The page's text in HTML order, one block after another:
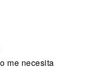
me necesita